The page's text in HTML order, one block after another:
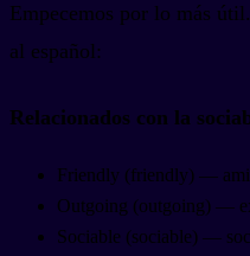
Empecemos por lo más
al español:
Relacionados con la
Friendly (friendly) —
Outgoing (outgoing) —
Sociable (sociable) —